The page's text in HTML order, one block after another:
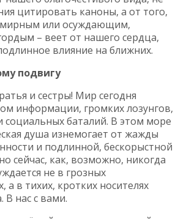
цитировать каноны, а от того,
мирным или осуждающим,
– веет от нашего сердца,
влияние на ближних.
подвигу
и сестры! Мир сегодня
информации, громких лозунгов,
социальных баталий. В этом море
душа изнемогает от жажды
и подлинной, бескорыстной
сейчас, как, возможно, никогда
не в грозных
а в тихих, кротких носителях
В нас с вами.